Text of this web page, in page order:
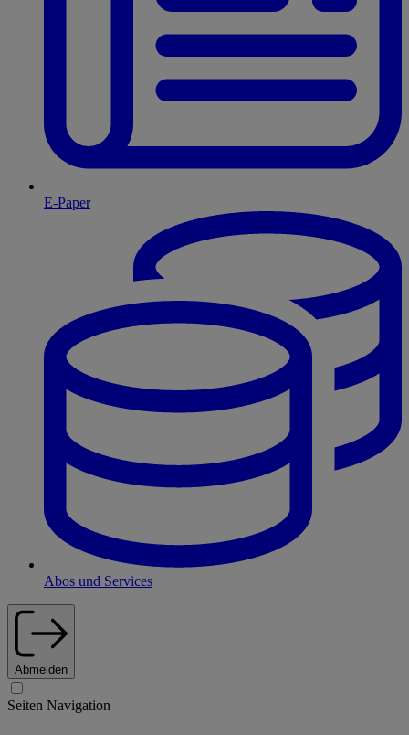
E-Paper
Abos und Services
Abmelden
Seiten Navigation